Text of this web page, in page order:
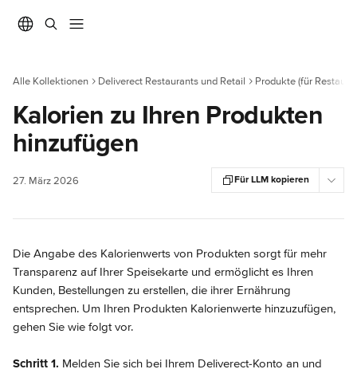
Alle Kollektionen Deliverect Restaurants und Retail Produkte (für
Kalorien zu Ihren Produkten
hinzufügen
27. März 2026 Für LLM kopieren
Die Angabe des Kalorienwerts von Produkten sorgt für mehr
Transparenz auf Ihrer Speisekarte und ermöglicht es Ihren
Kunden, Bestellungen zu erstellen, die ihrer Ernährung
entsprechen. Um Ihren Produkten Kalorienwerte hinzuzufügen,
gehen Sie wie folgt vor.
Schritt 1. Melden Sie sich bei Ihrem Deliverect-Konto an und